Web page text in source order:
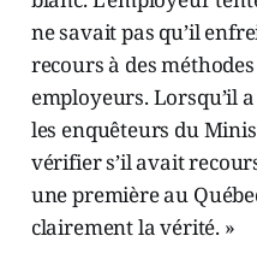
ne savait pas qu’il
recours à des
employeurs. Lorsqu’il
les enquêteurs du
vérifier s’il avait
une première au
clairement la vérité. »